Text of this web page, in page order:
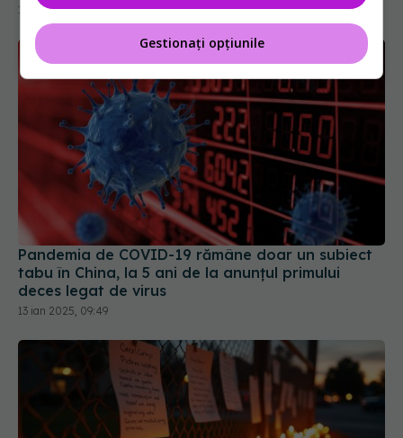
13 mai 2024, 08:44
Pandemia de COVID-19 rămâne doar un subiect
tabu în China, la 5 ani de la anunțul primului
deces legat de virus
13 ian 2025, 09:49
Gestionați opțiunile